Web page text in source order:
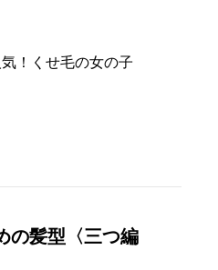
！くせ毛の女の子
の髪型〈三つ編